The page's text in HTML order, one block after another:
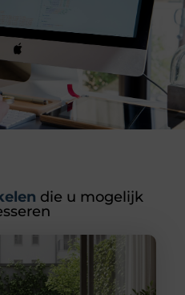
die u mogelijk